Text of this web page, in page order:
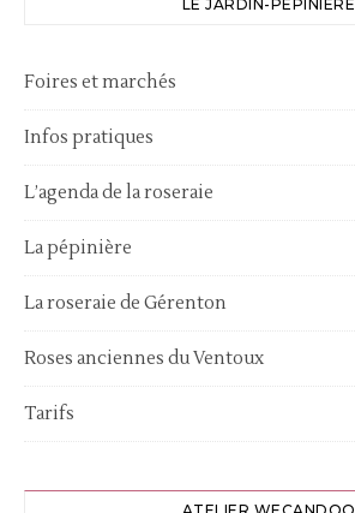
LE JARDIN-PÉPINIÈRE
Foires et marchés
Infos pratiques
L’agenda de la roseraie
La pépinière
La roseraie de Gérenton
Roses anciennes du Ventoux
Tarifs